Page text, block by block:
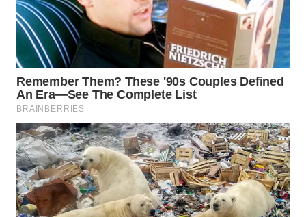
WN
DEPOK
WN
TAPANULI
UTARA
WN
SAMOSIR
WN
PADANG